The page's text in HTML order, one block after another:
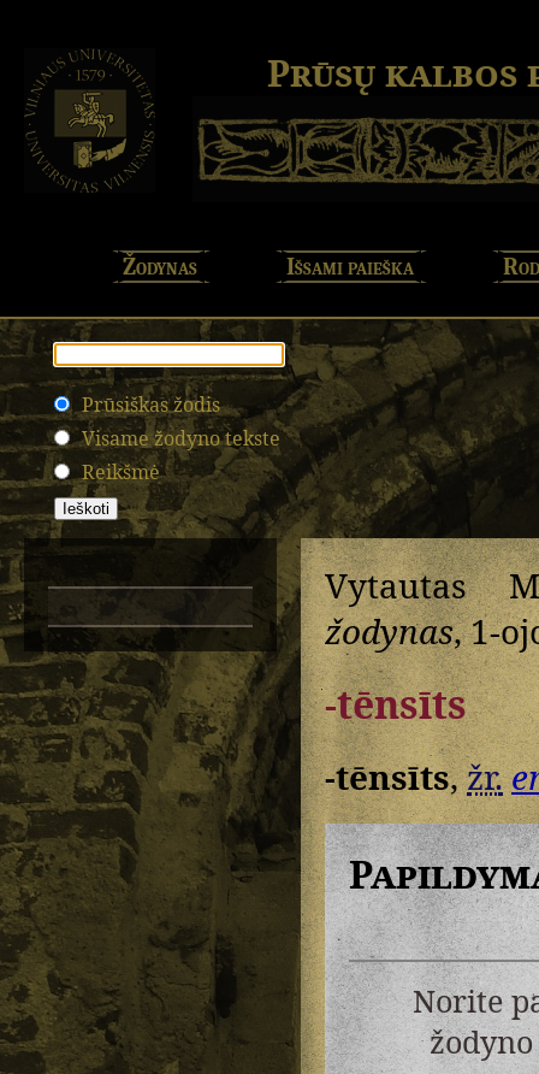
Prūsų kalbos
Žodynas Išsami paieška
Prūsiškas žodis
Visame žodyno tekste
Reikšmė
Vytautas
žodynas, 1-
-tēnsīts
-tēnsīts,žr.
Norite